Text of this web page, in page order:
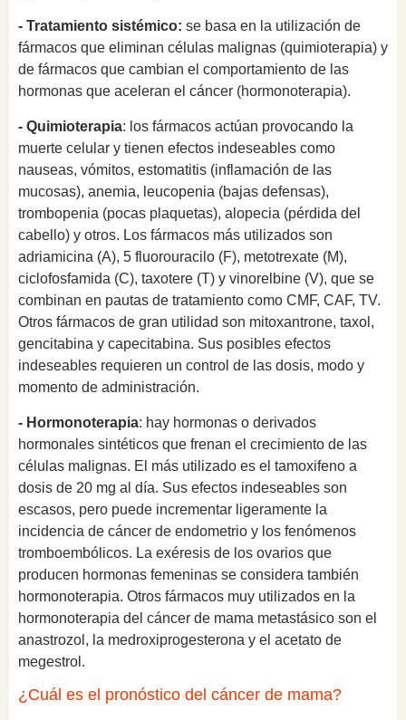
- Tratamiento sistémico: se basa en la utilización de
fármacos que eliminan células malignas (quimioterapia) y
de fármacos que cambian el comportamiento de las
hormonas que aceleran el cáncer (hormonoterapia).
- Quimioterapia: los fármacos actúan provocando la
muerte celular y tienen efectos indeseables como
nauseas, vómitos, estomatitis (inflamación de las
mucosas), anemia, leucopenia (bajas defensas),
trombopenia (pocas plaquetas), alopecia (pérdida del
cabello) y otros. Los fármacos más utilizados son
adriamicina (A), 5 fluorouracilo (F), metotrexate (M),
ciclofosfamida (C), taxotere (T) y vinorelbine (V), que se
combinan en pautas de tratamiento como CMF, CAF, TV.
Otros fármacos de gran utilidad son mitoxantrone, taxol,
gencitabina y capecitabina. Sus posibles efectos
indeseables requieren un control de las dosis, modo y
momento de administración.
- Hormonoterapia: hay hormonas o derivados
hormonales sintéticos que frenan el crecimiento de las
células malignas. El más utilizado es el tamoxifeno a
dosis de 20 mg al día. Sus efectos indeseables son
escasos, pero puede incrementar ligeramente la
incidencia de cáncer de endometrio y los fenómenos
tromboembólicos. La exéresis de los ovarios que
producen hormonas femeninas se considera también
hormonoterapia. Otros fármacos muy utilizados en la
hormonoterapia del cáncer de mama metastásico son el
anastrozol, la medroxiprogesterona y el acetato de
megestrol.
¿Cuál es el pronóstico del cáncer de mama?